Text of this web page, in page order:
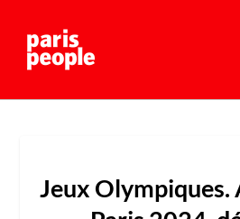
Jeux Olympiques.